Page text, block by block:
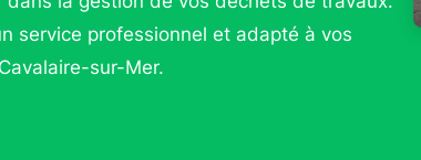
service professionnel et adapté à vos
sur-Mer.